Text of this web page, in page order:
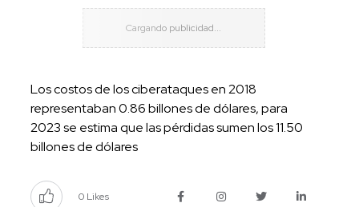
Los costos de los ciberataques en 2018
representaban 0.86 billones de dólares, para
2023 se estima que las pérdidas sumen los 11.50
billones de dólares
0 Likes